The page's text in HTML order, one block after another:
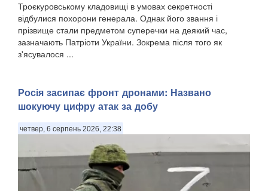
Троєкуровському кладовищі в умовах секретності
відбулися похорони генерала. Однак його звання і
прізвище стали предметом суперечки на деякий час,
зазначають Патріоти України. Зокрема після того як
з'ясувалося ...
Росія засипає фронт дронами: Названо
шокуючу цифру атак за добу
четвер, 6 серпень 2026, 22:38